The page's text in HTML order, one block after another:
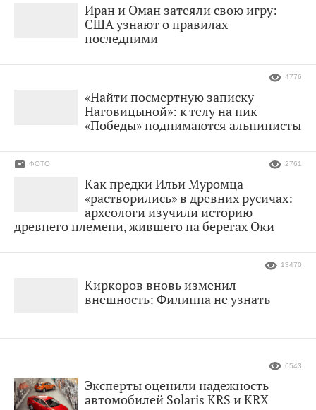
Иран и Оман затеяли свою игру:
США узнают о правилах
последними
«Найти посмертную записку
Наговицыной»: к телу на пик
«Победы» поднимаются альпинисты
4776
Как предки Ильи Муромца
«растворились» в древних русичах:
археологи изучили историю
древнего племени, жившего на берегах Оки
ФОТО 2761
Киркоров вновь изменил
внешность: Филиппа не узнать
13470
Эксперты оценили надежность
автомобилей Solaris KRS и KRX
6543